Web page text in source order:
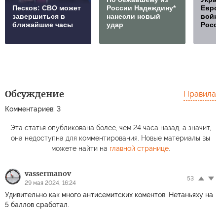
Песков: СВО может
завершиться в
ближайшие часы
России Надеждину*
нанесли новый
удар
Обсуждение
Комментариев: 3
Правила
Эта статья опубликована более, чем 24 часа назад, а значит,
она недоступна для комментирования. Новые материалы вы
можете найти на главной странице.
vassermanov
29 мая 2024, 16:24
53
Удивительно как много антисемитских коментов. Нетаньяху на
5 баллов сработал.